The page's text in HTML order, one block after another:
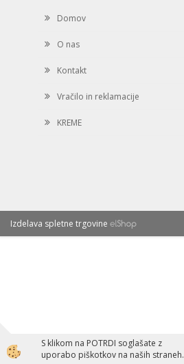
Domov
O nas
Kontakt
Vračilo in reklamacije
KREME
Izdelava spletne trgovine
S klikom na POTRDI soglašate z
uporabo piškotkov na naših straneh.